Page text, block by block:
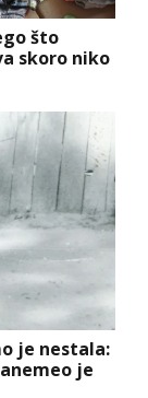
što
skoro niko
je nestala:
je